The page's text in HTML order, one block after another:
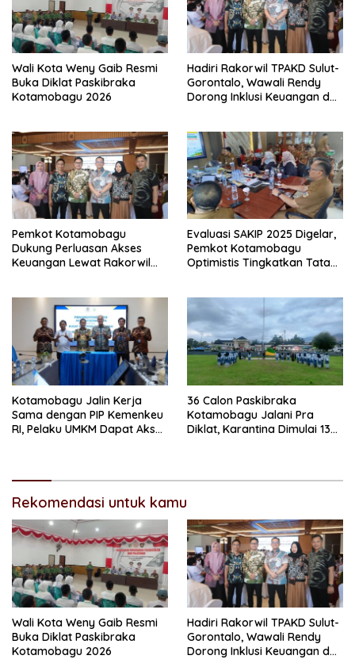
Wali Kota Weny Gaib Resmi
Buka Diklat Paskibraka
Kotamobagu 2026
Hadiri Rakorwil TPAKD Sulut-
Gorontalo, Wawali Rendy
Dorong Inklusi Keuangan dan
Pemkot Kotamobagu
Dukung Perluasan Akses
Keuangan Lewat Rakorwil
Evaluasi SAKIP 2025 Digelar,
Pemkot Kotamobagu
Optimistis Tingkatkan Tata
Kotamobagu Jalin Kerja
Sama dengan PIP Kemenkeu
RI, Pelaku UMKM Dapat Akses
36 Calon Paskibraka
Kotamobagu Jalani Pra
Diklat, Karantina Dimulai 13
Rekomendasi untuk kamu
Wali Kota Weny Gaib Resmi
Buka Diklat Paskibraka
Kotamobagu 2026
Hadiri Rakorwil TPAKD Sulut-
Gorontalo, Wawali Rendy
Dorong Inklusi Keuangan dan